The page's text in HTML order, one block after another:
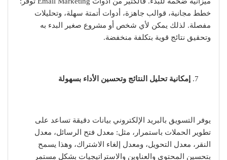
خطط مجانية، قوالب جاهزة، أدوات أتمتة سهلة، وتحليلات
مفصلة. لذلك يمكن لأي شخص أو مشروع صغير البدء به
وتحقيق نتائج قوية بتكلفة منخفضة.
إمكانية تحليل النتائج وتحسين الأداء بسهولة
يوفر التسويق بالبريد الإلكتروني بيانات دقيقة تساعد على
تطوير الحملات باستمرار، مثل: معدل فتح الرسائل، معدل
النقر، معدل التحويل، ومعدل إلغاء الاشتراك، وهذا يسمح
بتحسين المحتوى والعناوين والاستراتيجيات بشكل مستمر